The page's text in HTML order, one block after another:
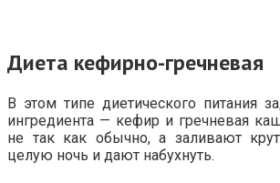
Диета кефирно-гречневая
В этом типе диетического питания
ингредиента — кефир и гречневая
не так как обычно, а заливают
целую ночь и дают набухнуть.